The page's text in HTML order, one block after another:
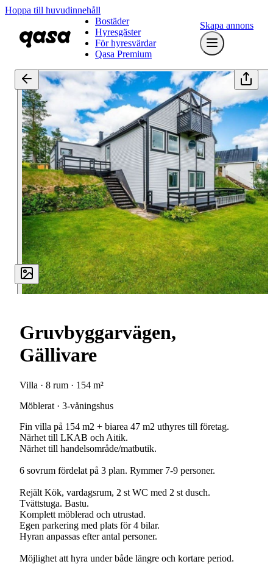
Hoppa till huvudinnehåll
Bostäder
Hyresgäster
För hyresvärdar
Qasa Premium
Skapa annons
Gruvbyggarvägen,
Gällivare
Villa · 8 rum · 154 m²
Möblerat · 3-våningshus
Fin villa på 154 m2 + biarea 47 m2 uthyres till företag.
Närhet till LKAB och Aitik.
Närhet till handelsområde/matbutik.
6 sovrum fördelat på 3 plan. Rymmer 7-9 personer.
Rejält Kök, vardagsrum, 2 st WC med 2 st dusch.
Tvättstuga. Bastu.
Komplett möblerad och utrustad.
Egen parkering med plats för 4 bilar.
Hyran anpassas efter antal personer.
Möjlighet att hyra under både längre och kortare period.